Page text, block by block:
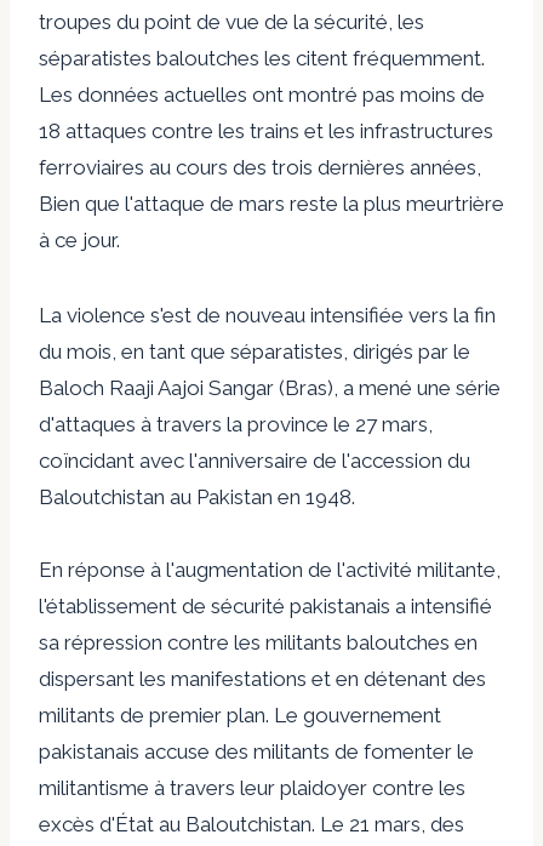
troupes du point de vue de la sécurité, les
séparatistes baloutches les citent fréquemment.
Les données actuelles ont montré pas moins de
18 attaques contre les trains et les infrastructures
ferroviaires au cours des trois dernières années,
Bien que l'attaque de mars reste la plus meurtrière
à ce jour.
La violence s'est de nouveau intensifiée vers la fin
du mois, en tant que séparatistes, dirigés par le
Baloch Raaji Aajoi Sangar (Bras), a mené une série
d'attaques à travers la province le 27 mars,
coïncidant avec l'anniversaire de l'accession du
Baloutchistan au Pakistan en 1948.
En réponse à l'augmentation de l'activité militante,
l'établissement de sécurité pakistanais a intensifié
sa répression contre les militants baloutches en
dispersant les manifestations et en détenant des
militants de premier plan. Le gouvernement
pakistanais accuse des militants de fomenter le
militantisme à travers leur plaidoyer contre les
excès d'État au Baloutchistan. Le 21 mars, des